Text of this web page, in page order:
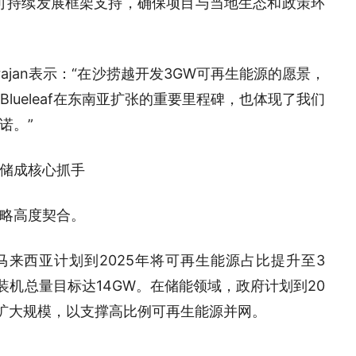
表示：“在沙捞越开发3GW可再生能源的愿景，
在东南亚扩张的重要里程碑，也体现了我们
。”
成核心抓手
高度契合。
来西亚计划到2025年将可再生能源占比提升至3
总量目标达14GW。在储能领域，政府计划到20
规模，以支撑高比例可再生能源并网。